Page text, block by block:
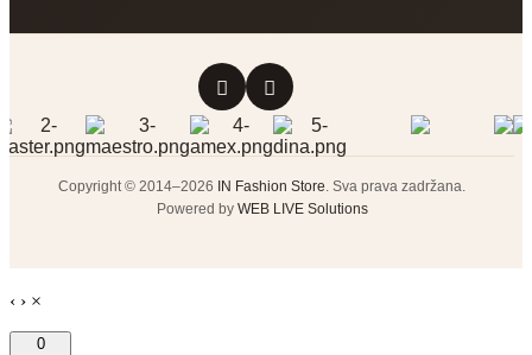
Copyright © 2014–2026 IN Fashion Store. Sva prava zadržana.
Powered by WEB LIVE Solutions
‹ › ×
0